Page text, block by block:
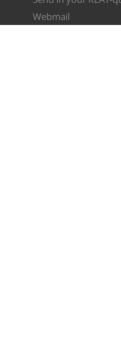
Webmail